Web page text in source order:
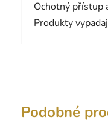
Ochotný přístup
Produkty
Podobné